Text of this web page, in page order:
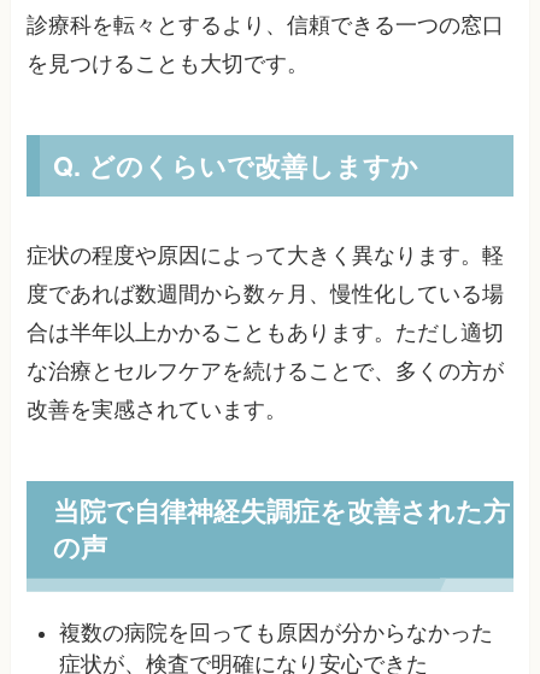
診療科を転々とするより、信頼できる一つの窓口
を見つけることも大切です。
Q. どのくらいで改善しますか
症状の程度や原因によって大きく異なります。軽
度であれば数週間から数ヶ月、慢性化している場
合は半年以上かかることもあります。ただし適切
な治療とセルフケアを続けることで、多くの方が
改善を実感されています。
当院で自律神経失調症を改善された方
の声
複数の病院を回っても原因が分からなかった
症状が、検査で明確になり安心できた